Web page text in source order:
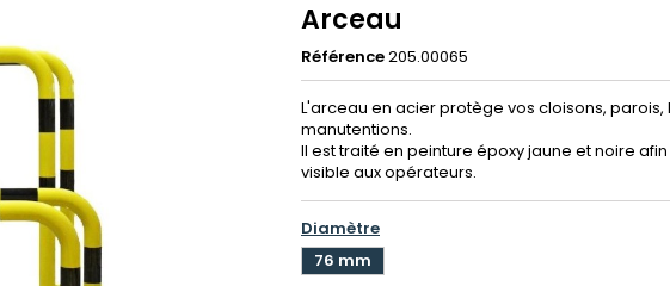
Arceau
Référence205.00065
L'arceau en acier protège vos cloisons,
manutentions.
Il est traité en peinture époxy jaune et noire
visible aux opérateurs.
Diamètre
76 mm